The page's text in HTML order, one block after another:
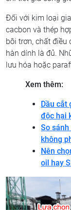
Đối với kim loại
cacbon và thép
bôi trơn, chất điều
hàn dính là đủ.
lưu hóa hoặc
Xem thêm:
Dầu cắt
độc hại
So
không
Nên
oil hay